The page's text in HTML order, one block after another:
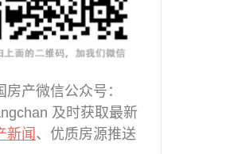
Sam Yan (8)
Sukhumvit (1)
Thaima (1)
Wong Sawang (1)
Yaek Fai Chai (1)
Chula Kasem (1)
Si Rat (1)
房产微信公众号：
及时获取最新
新闻 、优质房源推送